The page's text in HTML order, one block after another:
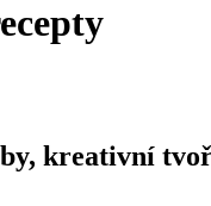
kreativní